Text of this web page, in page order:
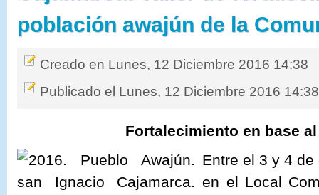
población awajún de la
Creado en Lunes, 12 Diciembre 2016 14:38
Publicado el Lunes, 12 Diciembre 2016 14:38
Fortalecimiento en base
Entre el 3 y 4
en el Local